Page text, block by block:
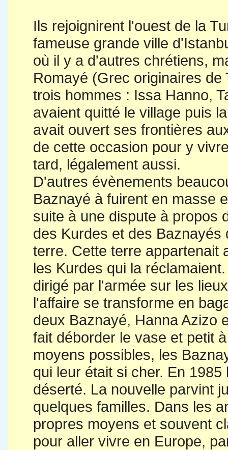
Ils rejoignirent l'ouest de la
fameuse grande ville
où il y a d'autres chrétiens,
Romayé (Grec originaires
trois hommes : Issa Hanno,
avaient quitté le village puis
avait ouvert ses frontières
de cette occasion pour y
tard, légalement aussi.
D'autres évènements
Baznayé à fuirent en masse
suite à une dispute à propos
des Kurdes et des
terre. Cette terre appartenait
les Kurdes qui la
dirigé par l'armée sur les
l'affaire se transforme en
deux Baznayé, Hanna Azizo
fait déborder le vase et petit
moyens possibles, les
qui leur était si cher. En
déserté. La nouvelle parvint
quelques familles. Dans les
propres moyens et souvent
pour aller vivre en Europe,